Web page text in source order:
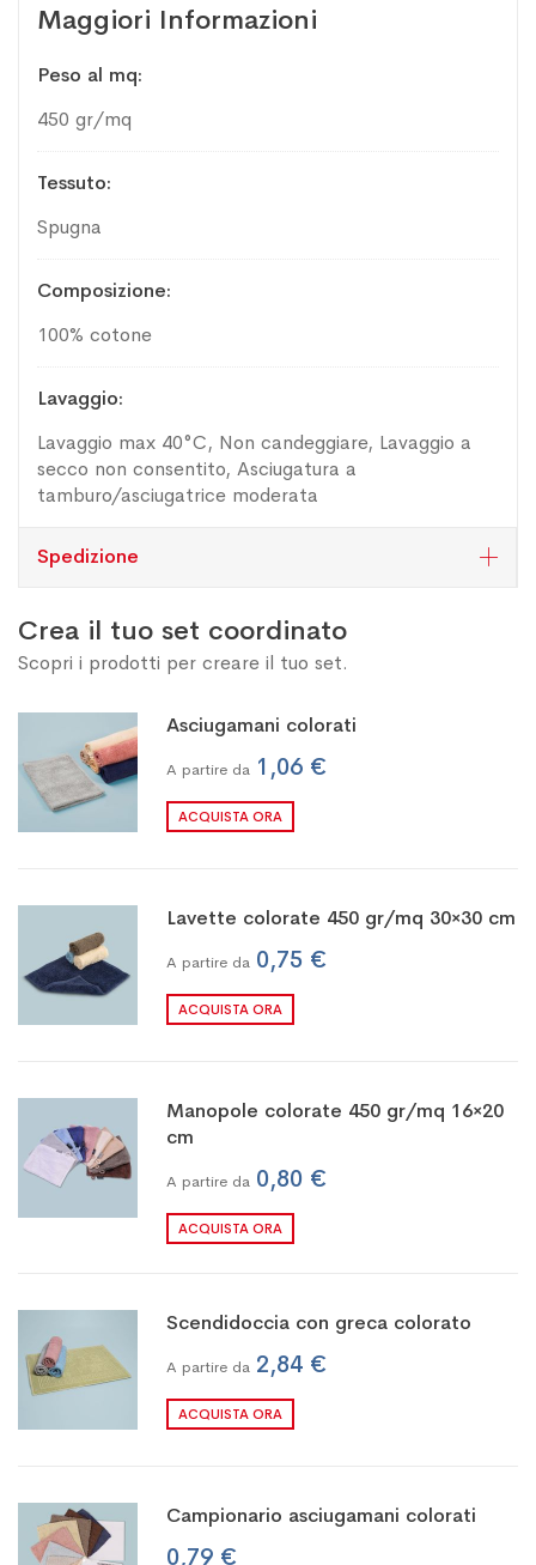
Maggiori Informazioni
Informazioni
Peso al mq
450 gr/mq
Tessuto
Spugna
Composizione
100% cotone
Lavaggio
Lavaggio max 40°C, Non candeggiare, Lavaggio a
secco non consentito, Asciugatura a
tamburo/asciugatrice moderata
Spedizione
Crea il tuo set coordinato
Scopri i prodotti per creare il tuo set.
Asciugamani colorati
A partire da 1,06 €
ACQUISTA ORA
Lavette colorate 450 gr/mq 30×30 cm
A partire da 0,75 €
ACQUISTA ORA
Manopole colorate 450 gr/mq 16×20
cm
A partire da 0,80 €
ACQUISTA ORA
Scendidoccia con greca colorato
A partire da 2,84 €
ACQUISTA ORA
Campionario asciugamani colorati
0,79 €